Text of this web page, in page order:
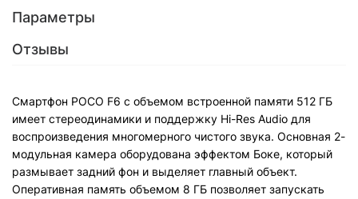
Параметры
Отзывы
Смартфон POCO F6 с объемом встроенной памяти 512 ГБ
имеет стереодинамики и поддержку Hi-Res Audio для
воспроизведения многомерного чистого звука. Основная 2-
модульная камера оборудована эффектом Боке, который
размывает задний фон и выделяет главный объект.
Оперативная память объемом 8 ГБ позволяет запускать